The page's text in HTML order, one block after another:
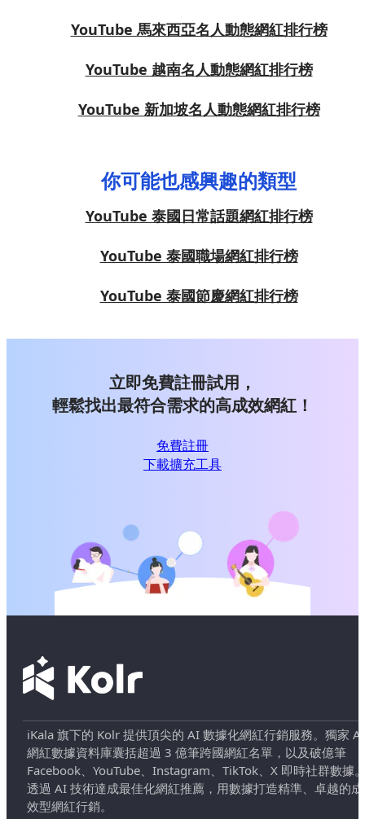
YouTube 馬來西亞名人動態網紅排行榜
YouTube 越南名人動態網紅排行榜
YouTube 新加坡名人動態網紅排行榜
你可能也感興趣的類型
YouTube 泰國日常話題網紅排行榜
YouTube 泰國職場網紅排行榜
YouTube 泰國節慶網紅排行榜
立即免費註冊試用，
輕鬆找出最符合需求的高成效網紅！
免費註冊
下載擴充工具
iKala 旗下的 Kolr 提供頂尖的 AI 數據化網紅行銷服務。獨家 AI
網紅數據資料庫囊括超過 3 億筆跨國網紅名單，以及破億筆
Facebook、YouTube、Instagram、TikTok、X 即時社群數據
透過 AI 技術達成最佳化網紅推薦，用數據打造精準、卓越的成
效型網紅行銷。